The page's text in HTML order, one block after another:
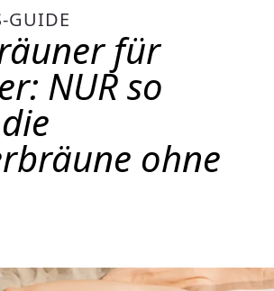
GUIDE
für
NUR so
ohne